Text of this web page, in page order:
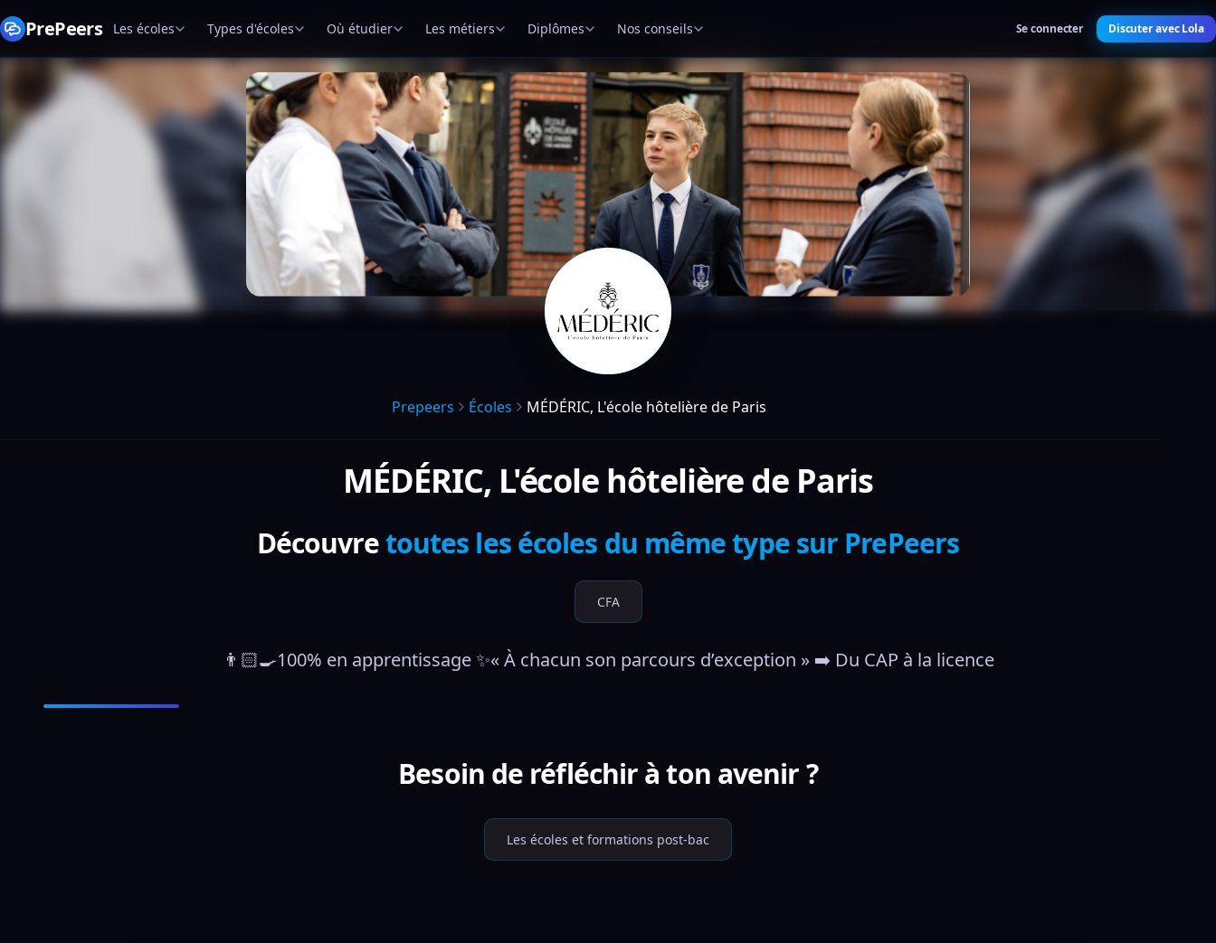
PrePeers Les écoles Types d'écoles Où étudier Les métiers Diplômes Nos conseils Se connecter Discuter avec Lola
Prepeers Écoles MÉDÉRIC, L'école hôtelière de Paris
MÉDÉRIC, L'école hôtelière de Paris
Découvretoutes les écoles du même type sur PrePeers
CFA
👨🏻‍🍳100% en apprentissage ✨« À chacun son parcours d’exception » ➡️ Du CAP à la licence
Besoin de réfléchir à ton avenir ?
Les écoles et formations post-bac